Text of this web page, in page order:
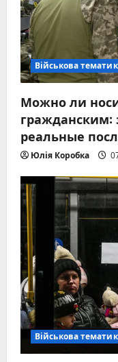
Військова
Можно ли
реальные
Юлія Коробка
Військова